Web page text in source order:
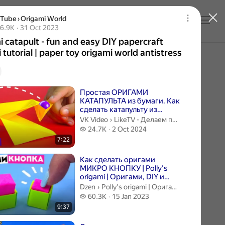
catapult - fun and easy DIY papercraft origami
›Origami World
thousand views
31 Oct 2023
catapult - fun and easy DIY papercraft
tutorial | paper toy origami world antistress
7:22
Простая ОРИГАМИ
КАТАПУЛЬТА из бумаги. Как
сделать катапульту из
бумаги А4 без клея. Легкая
поделка —...
VK Video › LikeTV - Делаем поделки из
LikeTV - Делаем поделки из бумаги!
24.7K
24.7 thousand views
2 Oct 2024
9:37
Как сделать оригами
МИКРО КНОПКУ | Polly's
origami | Оригами, DIY и
поделки из бумаги | Дзен
Dzen › Polly's origami | Оригами, DIY и
Polly's origami | Оригами, DIY и поделки из бумаги
60.3K
60.3 thousand views
15 Jan 2023